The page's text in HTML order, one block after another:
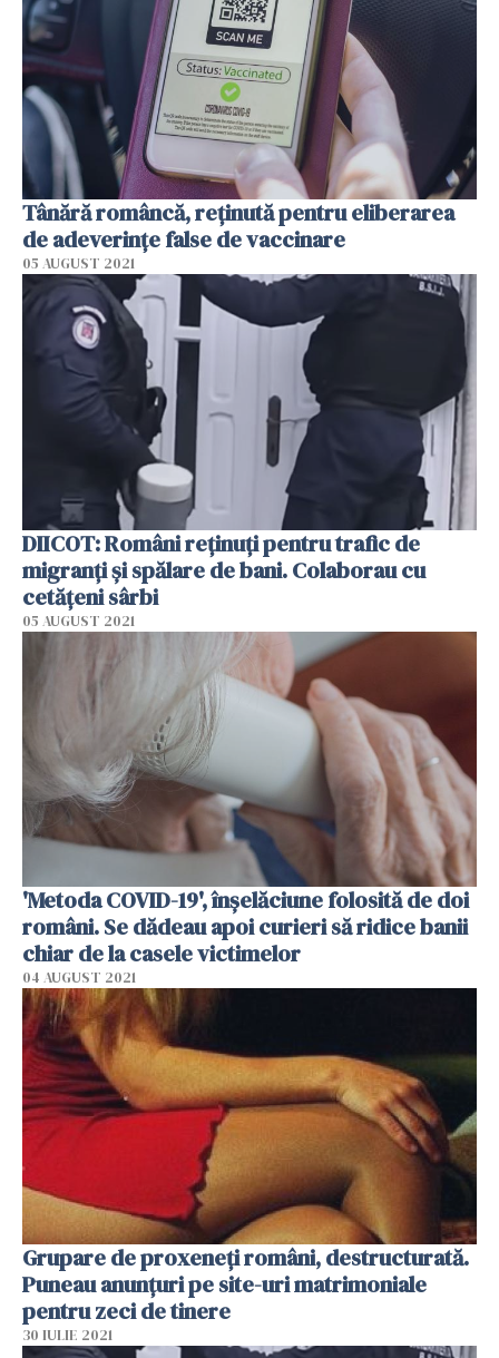
Tânără româncă, reţinută pentru eliberarea
de adeverințe false de vaccinare
05 AUGUST 2021
DIICOT: Români reţinuţi pentru trafic de
migranţi şi spălare de bani. Colaborau cu
cetăţeni sârbi
05 AUGUST 2021
'Metoda COVID-19', înşelăciune folosită de doi
români. Se dădeau apoi curieri să ridice banii
chiar de la casele victimelor
04 AUGUST 2021
Grupare de proxeneţi români, destructurată.
Puneau anunţuri pe site-uri matrimoniale
pentru zeci de tinere
30 IULIE 2021